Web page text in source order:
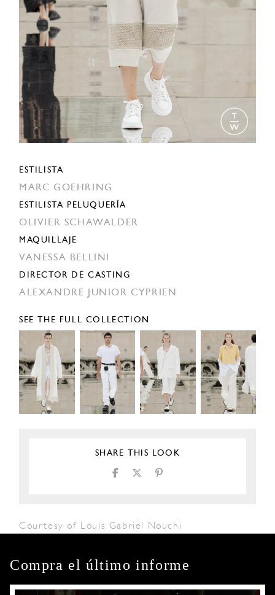
ESTILISTA
MARC GOEHRING
ESTILISTA PELUQUERÍA
OLIVIER SCHAWALDER
MAQUILLAJE
VANESSA BELLINI
DIRECTOR DE CASTING
ALEXANDRE JUNIOR CYPRIEN
SEE THE FULL COLLECTION
SHARE THIS LOOK
Courtesy of Louis Gabriel Nouchi
Compra el último informe